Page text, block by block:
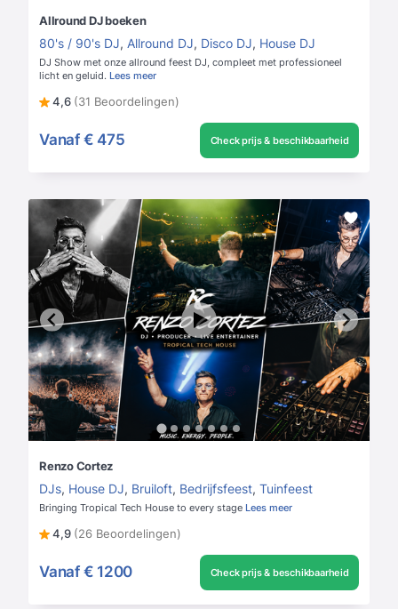
Allround DJ boeken
80's / 90's DJ, Allround DJ, Disco DJ, House DJ
DJ Show met onze allround feest DJ, compleet met professioneel
licht en geluid. Lees meer
4,6 (31 Beoordelingen)
Vanaf € 475 Check prijs & beschikbaarheid
Renzo Cortez
DJs, House DJ, Bruiloft, Bedrijfsfeest, Tuinfeest
Bringing Tropical Tech House to every stage Lees meer
4,9 (26 Beoordelingen)
Vanaf € 1200 Check prijs & beschikbaarheid